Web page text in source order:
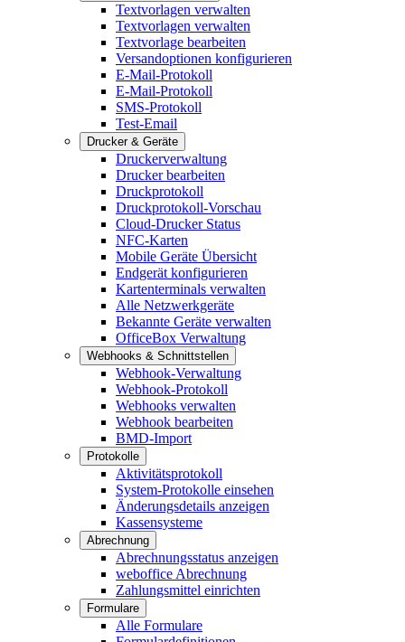
Textvorlagen verwalten
Textvorlagen verwalten
Textvorlage bearbeiten
Versandoptionen konfigurieren
E-Mail-Protokoll
E-Mail-Protokoll
SMS-Protokoll
Test-Email
Drucker & Geräte
Druckerverwaltung
Drucker bearbeiten
Druckprotokoll
Druckprotokoll-Vorschau
Cloud-Drucker Status
NFC-Karten
Mobile Geräte Übersicht
Endgerät konfigurieren
Kartenterminals verwalten
Alle Netzwerkgeräte
Bekannte Geräte verwalten
OfficeBox Verwaltung
Webhooks & Schnittstellen
Webhook-Verwaltung
Webhook-Protokoll
Webhooks verwalten
Webhook bearbeiten
BMD-Import
Protokolle
Aktivitätsprotokoll
System-Protokolle einsehen
Änderungsdetails anzeigen
Kassensysteme
Abrechnung
Abrechnungsstatus anzeigen
weboffice Abrechnung
Zahlungsmittel einrichten
Formulare
Alle Formulare